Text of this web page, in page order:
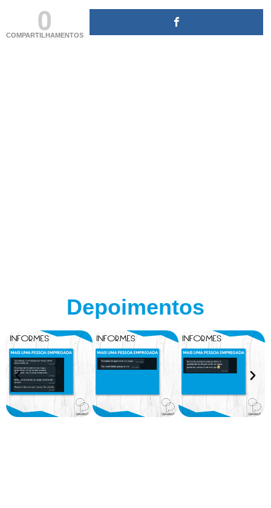
0
COMPARTILHAMENTOS
Depoimentos